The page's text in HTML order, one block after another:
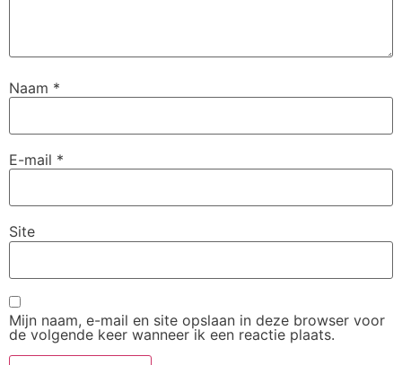
Naam *
E-mail *
Site
Mijn naam, e-mail en site opslaan in deze browser voor
de volgende keer wanneer ik een reactie plaats.